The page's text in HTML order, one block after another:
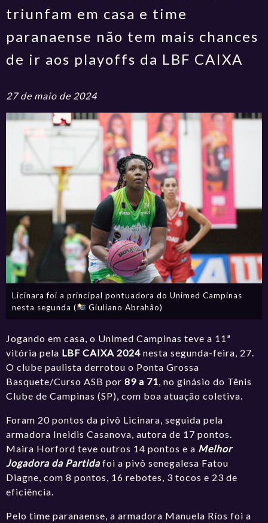
triunfam em casa e time
paranaense não tem mais chances
de ir aos playoffs da LBF CAIXA
27 de maio de 2024
Licinara foi a principal pontuadora do Unimed Campinas
nesta segunda (
Giuliano Abrahão)
Jogando em casa, o Unimed Campinas teve a 11ª
vitória pela LBF CAIXA 2024 nesta segunda-feira, 27.
O clube paulista derrotou o Ponta Grossa
Basquete/Curso ASB por89 a 71 , no ginásio do Tênis
Clube de Campinas (SP), com boa atuação coletiva.
Foram 20 pontos da pivô Licinara, seguida pela
armadora Ineidis Casanova, autora de 17 pontos.
Maira Horford teve outros 14 pontos e a Melhor
Jogadora da Partidafoi a pivô senegalesa Fatou
Diagne, com 8 pontos, 16 rebotes, 3 tocos e 23 de
eficiência.
Pelo time paranaense, a armadora Manuela Ríos foi a